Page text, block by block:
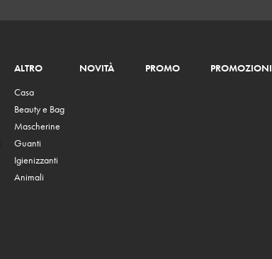
ALTRO
Casa
Beauty e Bag
Mascherine
Guanti
Igienizzanti
Animali
NOVITÀ PROMO PROMOZIONI